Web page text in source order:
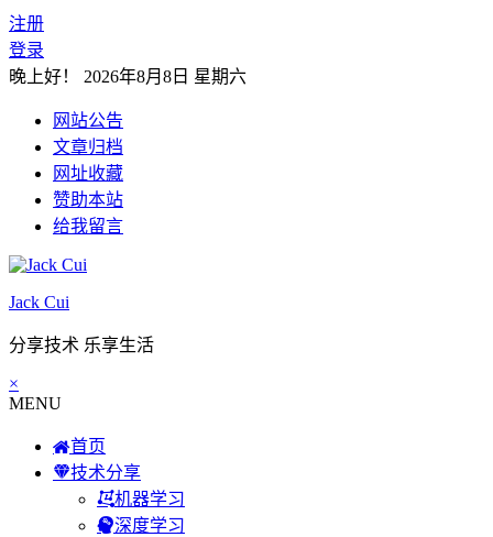
注册
登录
晚上好！ 2026年8月8日 星期六
网站公告
文章归档
网址收藏
赞助本站
给我留言
Jack Cui
分享技术 乐享生活
×
MENU
首页
技术分享
机器学习
深度学习